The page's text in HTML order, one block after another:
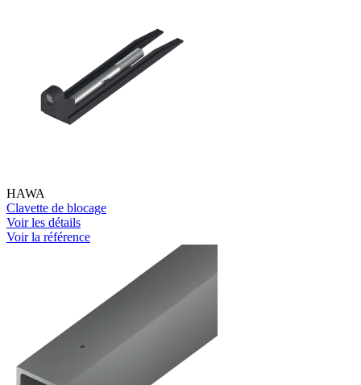
HAWA
Clavette de blocage
Voir les détails
Voir la référence